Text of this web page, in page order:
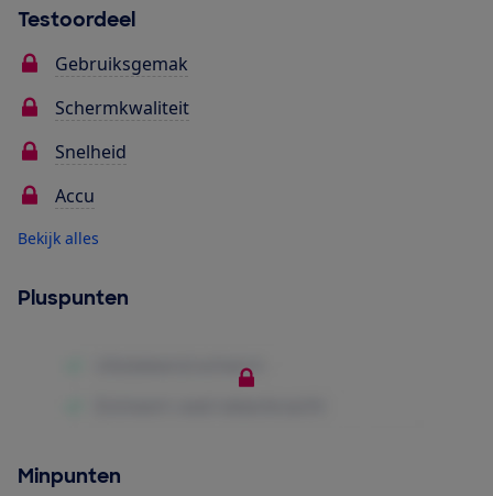
Testoordeel
Gebruiksgemak
Schermkwaliteit
Snelheid
Accu
Bekijk alles
Pluspunten
Minpunten